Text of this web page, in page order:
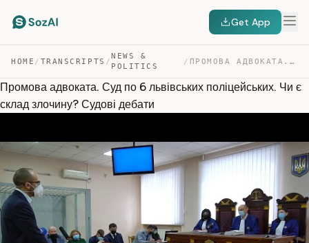
Get App
HOME / TRANSCRIPTS /
NEWS &
POLITICS
/ ПРОМОВА АДВОКАТА. СУД ПО 6 ЛЬВІВСЬКИХ ПОЛІЦЕЙСЬКИХ. ЧИ … — TRANSCRIPT
Промова адвоката. Суд по 6 львівських поліцейських. Чи є
склад злочину? Судові дебати